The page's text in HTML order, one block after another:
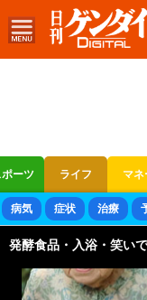
ーツ ライフ マネ
ボートレース 競輪
病気 症状 治療
発酵食品・入浴・笑い